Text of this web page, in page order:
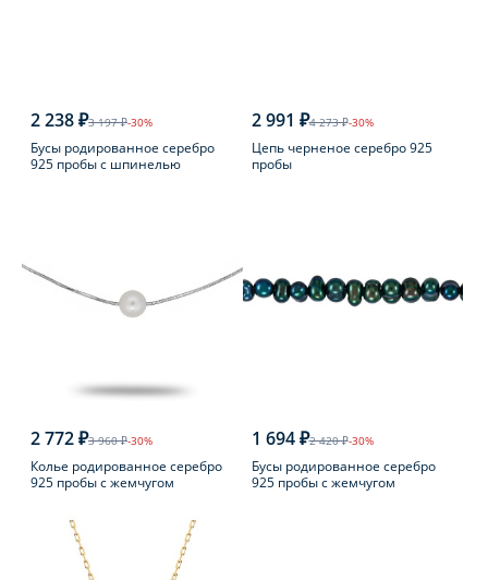
2 238 ₽3 197 ₽-30%
Бусы родированное серебро
925 пробы с шпинелью
2 991 ₽4 273 ₽-30%
Цепь черненое серебро 925
пробы
2 772 ₽3 960 ₽-30%
Колье родированное серебро
925 пробы с жемчугом
1 694 ₽2 420 ₽-30%
Бусы родированное серебро
925 пробы с жемчугом